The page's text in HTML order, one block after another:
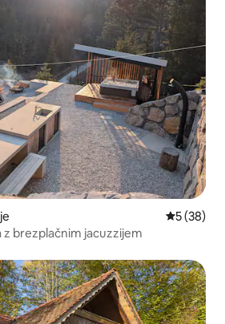
5 (38)
z brezplačnim jacuzzijem
z značko »Izbira gostov«